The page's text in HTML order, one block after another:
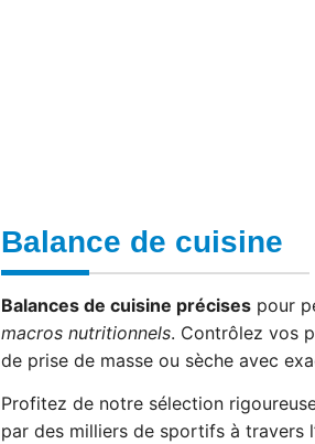
Balance de cuisine
Balances de cuisine précises pour
macros nutritionnels. Contrôlez vos
de prise de masse ou sèche avec
Profitez de notre sélection
par des milliers de sportifs à travers